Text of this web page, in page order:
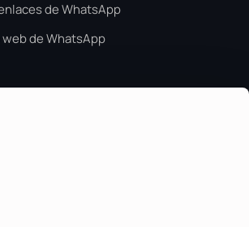
de WhatsApp
de WhatsApp
IA
Y RETROALIMENTACIÓN